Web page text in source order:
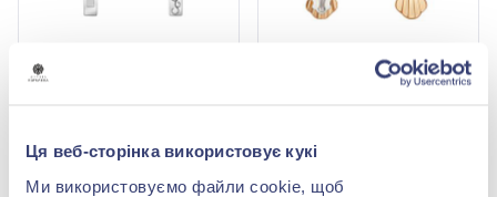
Ця веб-сторінка використовує кукі
Ми використовуємо файли cookie, щоб
Хрестик із білого золота
9 966,88 грн
(арт. 210219В)
Натільний хрестик з
9 326,15 грн
(арт. 210202)